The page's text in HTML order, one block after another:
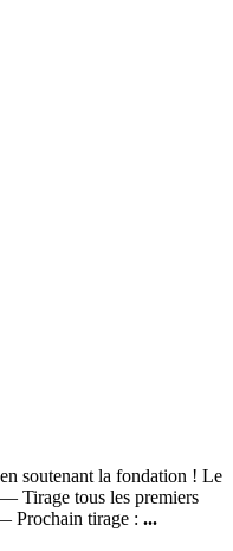
soutenant la fondation ! Le
Tirage tous les premiers
Prochain tirage : ...